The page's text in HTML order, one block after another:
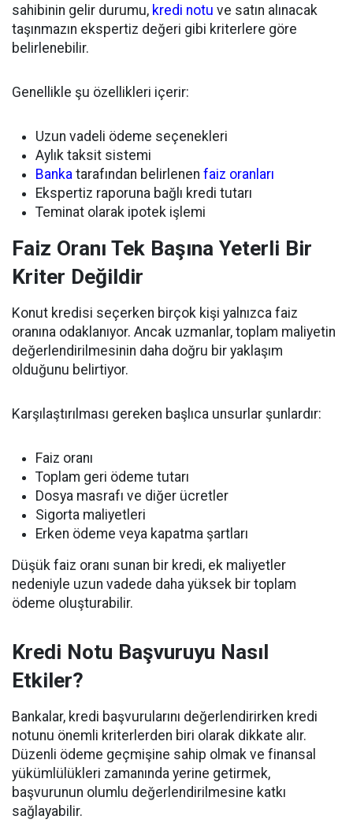
sahibinin gelir durumu, kredi notu ve satın alınacak
taşınmazın ekspertiz değeri gibi kriterlere göre
belirlenebilir.
Genellikle şu özellikleri içerir:
Uzun vadeli ödeme seçenekleri
Aylık taksit sistemi
Banka tarafından belirlenen faiz oranları
Ekspertiz raporuna bağlı kredi tutarı
Teminat olarak ipotek işlemi
Faiz Oranı Tek Başına Yeterli Bir
Kriter Değildir
Konut kredisi seçerken birçok kişi yalnızca faiz
oranına odaklanıyor. Ancak uzmanlar, toplam maliyetin
değerlendirilmesinin daha doğru bir yaklaşım
olduğunu belirtiyor.
Karşılaştırılması gereken başlıca unsurlar şunlardır:
Faiz oranı
Toplam geri ödeme tutarı
Dosya masrafı ve diğer ücretler
Sigorta maliyetleri
Erken ödeme veya kapatma şartları
Düşük faiz oranı sunan bir kredi, ek maliyetler
nedeniyle uzun vadede daha yüksek bir toplam
ödeme oluşturabilir.
Kredi Notu Başvuruyu Nasıl
Etkiler?
Bankalar, kredi başvurularını değerlendirirken kredi
notunu önemli kriterlerden biri olarak dikkate alır.
Düzenli ödeme geçmişine sahip olmak ve finansal
yükümlülükleri zamanında yerine getirmek,
başvurunun olumlu değerlendirilmesine katkı
sağlayabilir.